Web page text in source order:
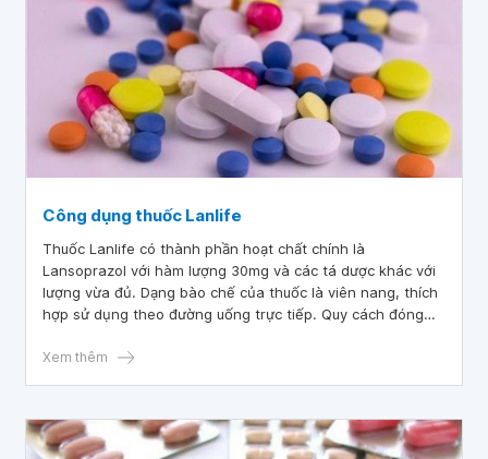
Công dụng thuốc Lanlife
Thuốc Lanlife có thành phần hoạt chất chính là
Lansoprazol với hàm lượng 30mg và các tá dược khác với
lượng vừa đủ. Dạng bào chế của thuốc là viên nang, thích
hợp sử dụng theo đường uống trực tiếp. Quy cách đóng
cứng. Thuốc Lanlife thuộc nhóm thuốc điều trị các bệnh lý
Xem thêm